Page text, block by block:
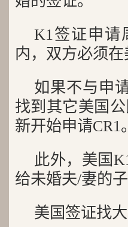
K1签证申请
内，双方必须
如果不与申
找到其它美国
新开始申请CR1。
此外，美国
给未婚夫/妻的子
美国签证找